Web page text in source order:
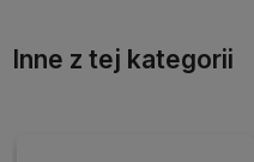
Inne z tej kategorii